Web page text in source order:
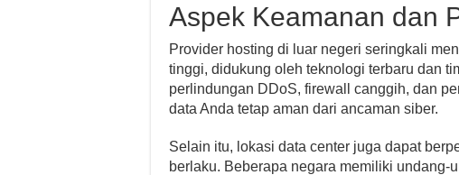
Aspek Keamanan dan
Provider hosting di luar negeri seringkali
tinggi, didukung oleh teknologi terbaru dan
perlindungan DDoS, firewall canggih, dan
data Anda tetap aman dari ancaman siber.
Selain itu, lokasi data center juga dapat
berlaku. Beberapa negara memiliki